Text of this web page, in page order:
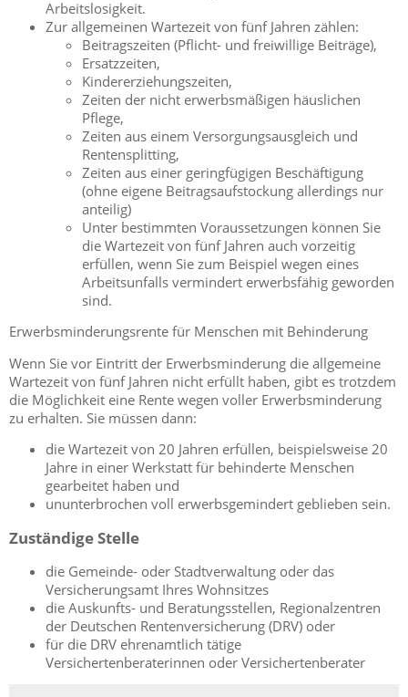
Arbeitslosigkeit.
Zur allgemeinen Wartezeit von fünf Jahren zählen:
Beitragszeiten (Pflicht- und freiwillige Beiträge),
Ersatzzeiten,
Kindererziehungszeiten,
Zeiten der nicht erwerbsmäßigen häuslichen
Pflege,
Zeiten aus einem Versorgungsausgleich und
Rentensplitting,
Zeiten aus einer geringfügigen Beschäftigung
(ohne eigene Beitragsaufstockung allerdings nur
anteilig)
Unter bestimmten Voraussetzungen können Sie
die Wartezeit von fünf Jahren auch vorzeitig
erfüllen, wenn Sie zum Beispiel wegen eines
Arbeitsunfalls vermindert erwerbsfähig geworden
sind.
Erwerbsminderungsrente für Menschen mit Behinderung
Wenn Sie vor Eintritt der Erwerbsminderung die allgemeine
Wartezeit von fünf Jahren nicht erfüllt haben, gibt es trotzdem
die Möglichkeit eine Rente wegen voller Erwerbsminderung
zu erhalten. Sie müssen dann:
die Wartezeit von 20 Jahren erfüllen, beispielsweise 20
Jahre in einer Werkstatt für behinderte Menschen
gearbeitet haben und
ununterbrochen voll erwerbsgemindert geblieben sein.
Zuständige Stelle
die Gemeinde- oder Stadtverwaltung oder das
Versicherungsamt Ihres Wohnsitzes
die Auskunfts- und Beratungsstellen, Regionalzentren
der Deutschen Rentenversicherung (DRV) oder
für die DRV ehrenamtlich tätige
Versichertenberaterinnen oder Versichertenberater